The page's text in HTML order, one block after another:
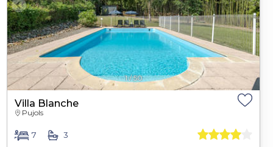
1/50
Villa Blanche
Pujols
7 3